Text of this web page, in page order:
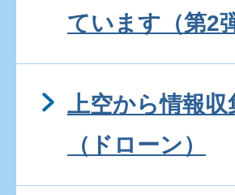
ています（第2
上空から情報
（ドローン）